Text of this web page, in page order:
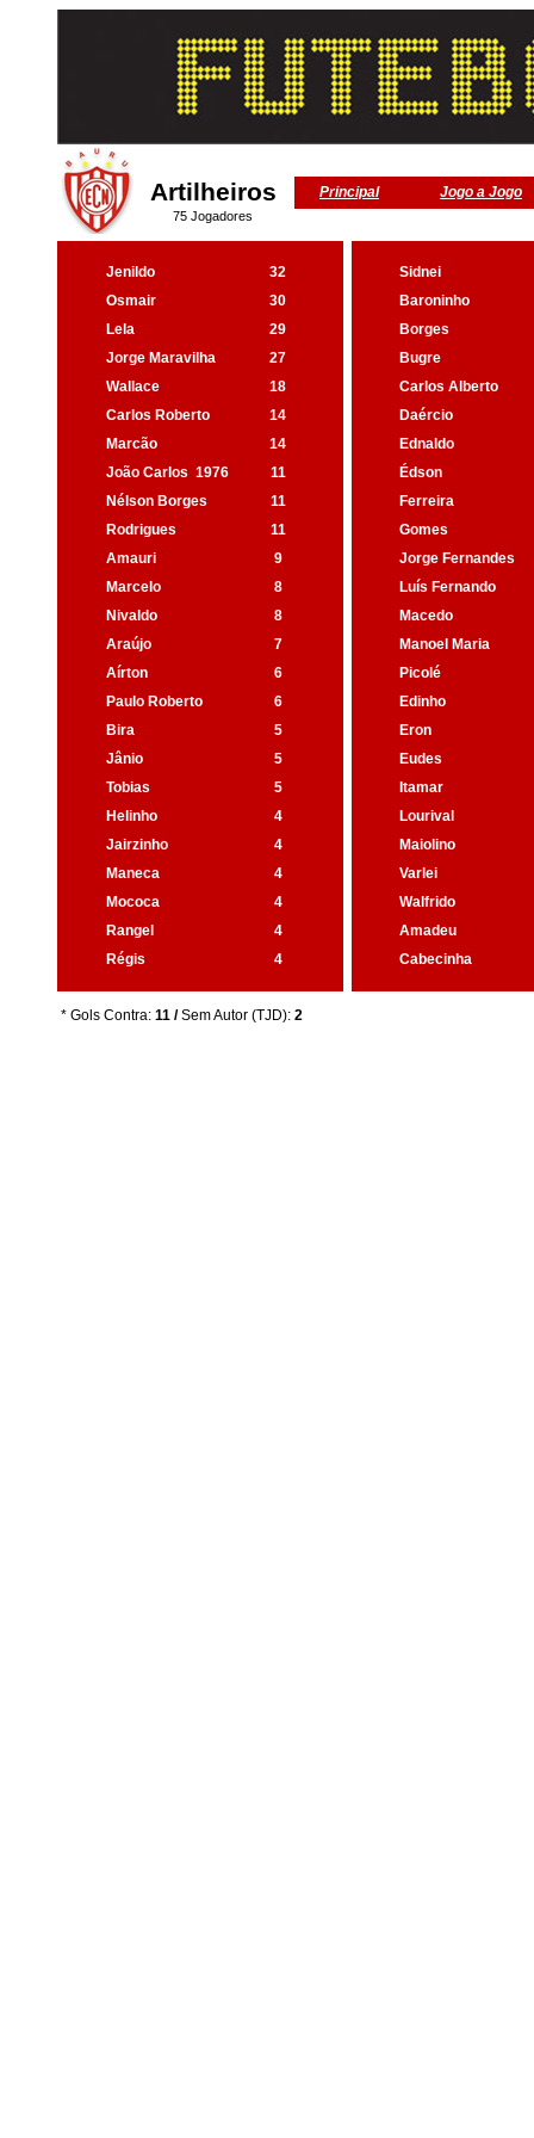
Artilheiros Principal Jogo a Jogo
75 Jogadores
Jenildo 32
Sidnei
Osmair
30
Baroninho
Lela
29
Borges
Jorge Maravilha
27
Bugre
Wallace
18
Carlos Alberto
Carlos Roberto
14
Daércio
Marcão
14
Ednaldo
João Carlos 1976 11
Édson
Nélson Borges
11
Ferreira
Rodrigues
11
Gomes
Amauri
9
Jorge Fernandes
Marcelo
8
Luís Fernando
Nivaldo
8
Macedo
Araújo
7
Manoel Maria
Aírton
6
Picolé
Paulo Roberto
6
Edinho
Bira
5
Eron
Jânio
5
Eudes
Tobias
5
Itamar
Helinho
4
Lourival
Jairzinho
4
Maiolino
Maneca
4
Varlei
Mococa
4
Walfrido
Rangel
4
Amadeu
Régis
4 Cabecinha
* Gols Contra: 11 /Sem Autor (TJD): 2